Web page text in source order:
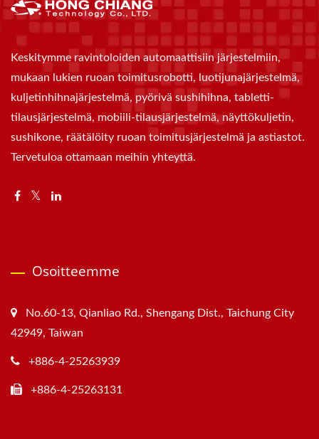
Keskitymme ravintoloiden automaattisiin järjestelmiin,
mukaan lukien ruoan toimitusrobotti, luotijunajärjestelmä,
kuljetinhihnajärjestelmä, pyörivä sushihihna, tabletti-
tilausjärjestelmä, mobiili-tilausjärjestelmä, näyttökuljetin,
sushikone, räätälöity ruoan toimitusjärjestelmä ja astiastot.
Tervetuloa ottamaan meihin yhteyttä.
Osoitteemme
No.60-13, Qianliao Rd., Shengang Dist., Taichung City
42949, Taiwan
+886-4-25263939
+886-4-25263131